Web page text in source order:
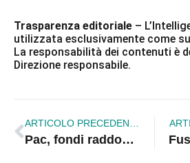
Trasparenza editoriale –
utilizzata esclusivamente come
La responsabilità dei contenuti è
Direzione responsabile.
Pac, fondi raddoppiati per la seconda tranche